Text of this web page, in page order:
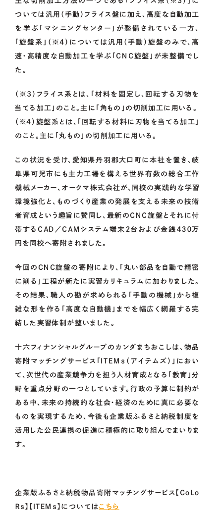
ついては汎用（手動）フライス盤に加え、高度な自動加工
を学ぶ「マシニングセンター」が整備されている一方、
「旋盤系」（※4）については汎用（手動）旋盤のみで、高
速・高精度な自動加工を学ぶ「ＣＮＣ旋盤」が未整備でし
た。
（※3）フライス系とは、「材料を固定し、回転する刃物を
当てる加工」のこと。主に「角もの」の切削加工に用いる。
（※4）旋盤系とは、「回転する材料に刃物を当てる加工」
のこと。主に「丸もの」の切削加工に用いる。
この状況を受け、愛知県丹羽郡大口町に本社を置き、岐
阜県可児市にも主力工場を構える世界有数の総合工作
機械メーカー、オークマ株式会社が、同校の実践的な学習
環境強化と、ものづくり産業の発展を支える未来の技術
者育成という趣旨に賛同し、最新のＣＮＣ旋盤とそれに付
帯するＣＡＤ／ＣＡＭシステム端末２台および金銭４３０万
円を同校へ寄附されました。
今回のＣＮＣ旋盤の寄附により、「丸い部品を自動で精密
に削る」工程が新たに実習カリキュラムに加わりました。
その結果、職人の勘が求められる「手動の機械」から複
雑な形を作る「高度な自動機」までを幅広く網羅する完
結した実習体制が整いました。
十六フィナンシャルグループのカンダまちおこしは、物品
寄附マッチングサービス「ＩＴＥＭｓ（アイテムズ）」におい
て、次世代の産業競争力を担う人材育成となる「教育」分
野を重点分野の一つとしています。行政の予算に制約が
ある中、未来の持続的な社会・経済のために真に必要な
ものを実現するため、今後も企業版ふるさと納税制度を
活用した公民連携の促進に積極的に取り組んでまいりま
す。
企業版ふるさと納税物品寄附マッチングサービス【ＣｏＬｏ
Ｒｓ】【ＩＴＥＭｓ】については こちら